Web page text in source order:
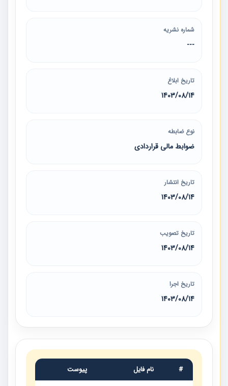
شماره نشریه
---
تاریخ ابلاغ
1403/08/14
نوع ضابطه
ضوابط مالی قراردادی
تاریخ انتشار
1403/08/14
تاریخ تصویب
1403/08/14
تاریخ اجرا
1403/08/14
# نام فایل پیوست